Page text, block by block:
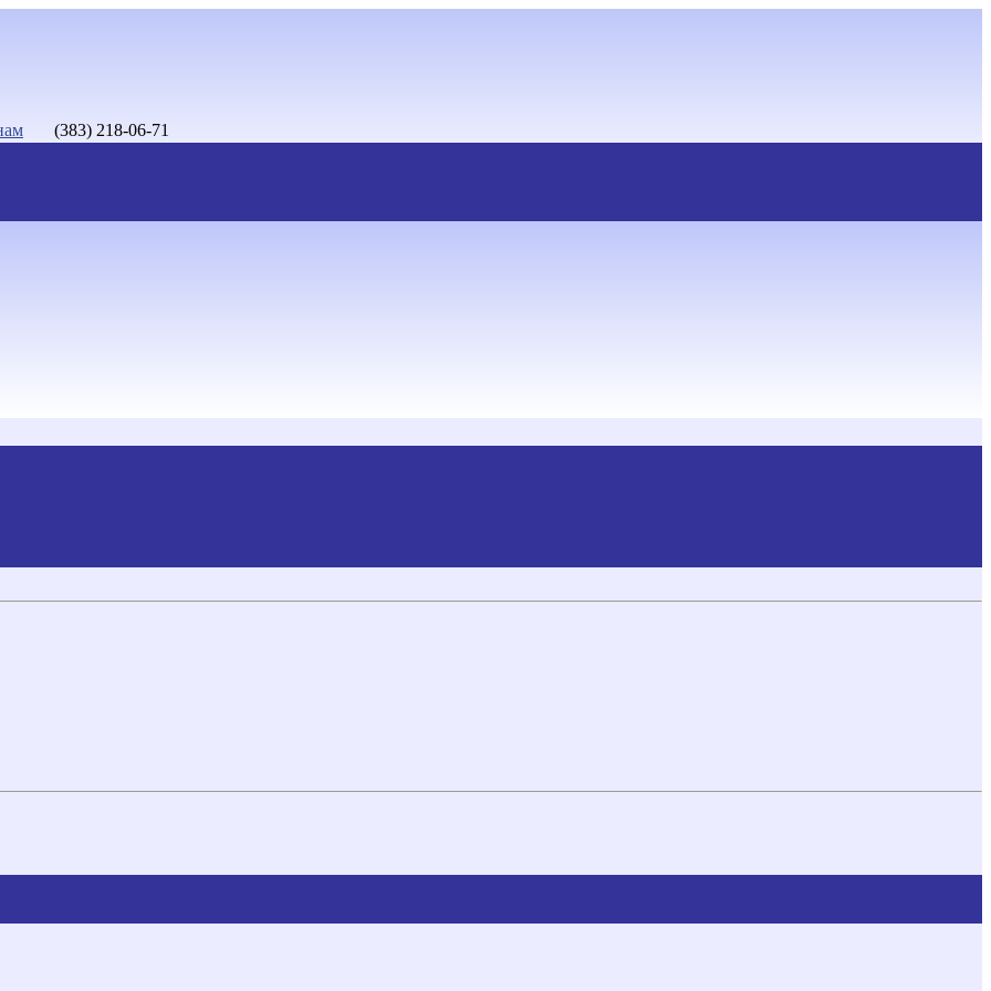
(383) 218-06-71